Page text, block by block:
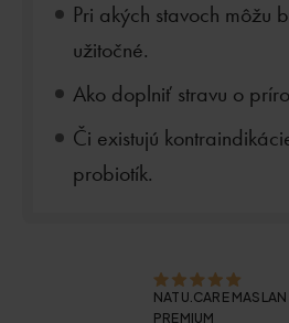
Pri akých stavoch môžu
užitočné.
Ako doplniť stravu o
Či existujú
probiotík.
NATU.CARE
PREMIUM